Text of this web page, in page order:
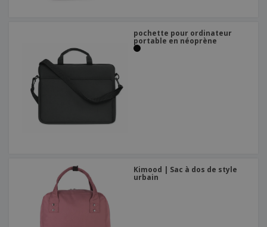
pochette pour ordinateur
portable en néoprène
Kimood | Sac à dos de style
urbain